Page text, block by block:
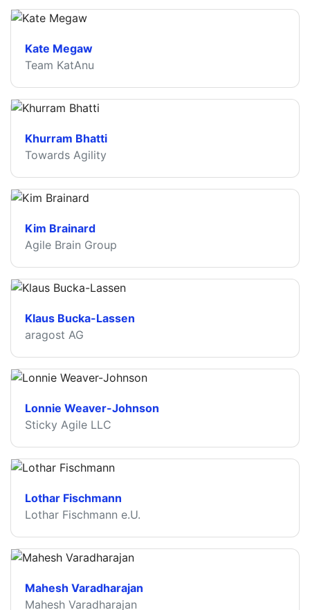
Kate Megaw
Team KatAnu
Khurram Bhatti
Towards Agility
Kim Brainard
Agile Brain Group
Klaus Bucka-Lassen
aragost AG
Lonnie Weaver-Johnson
Sticky Agile LLC
Lothar Fischmann
Lothar Fischmann e.U.
Mahesh Varadharajan
Mahesh Varadharajan